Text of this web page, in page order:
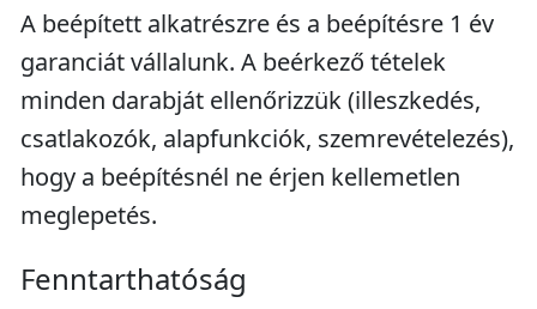
A beépített alkatrészre és a beépítésre 1 év
garanciát vállalunk. A beérkező tételek
minden darabját ellenőrizzük (illeszkedés,
csatlakozók, alapfunkciók, szemrevételezés),
hogy a beépítésnél ne érjen kellemetlen
meglepetés.
Fenntarthatóság